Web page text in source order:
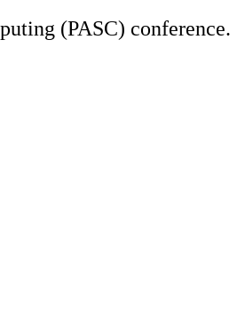
(PASC) conference.